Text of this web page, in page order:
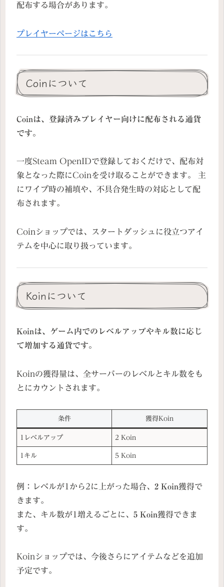
配布する場合があります。
プレイヤーページはこちら
Coinについて
Coinは、登録済みプレイヤー向けに配布される通貨
です。
一度Steam OpenIDで登録しておくだけで、配布対
象となった際にCoinを受け取ることができます。 主
にワイプ時の補填や、不具合発生時の対応として配
布されます。
Coinショップでは、スタートダッシュに役立つアイ
テムを中心に取り扱っています。
Koinについて
Koinは、ゲーム内でのレベルアップやキル数に応じ
て増加する通貨です。
Koinの獲得量は、全サーバーのレベルとキル数をも
とにカウントされます。
条件 獲得Koin
1レベルアップ 2 Koin
1キル 5 Koin
例：レベルが1から2に上がった場合、 2 Koin獲得で
きます。
また、キル数が1増えるごとに、 5 Koin獲得できま
す。
Koinショップでは、今後さらにアイテムなどを追加
予定です。